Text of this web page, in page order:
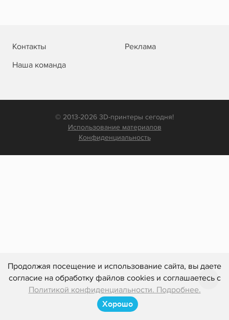
Продолжая посещение и использование сайта, вы даете
согласие на обработку файлов cookies и соглашаетесь с
Политикой конфиденциальности. Подробнее.
Хорошо
Контакты
Реклама
Наша команда
© 2013-2026 3D-принтеры сегодня!
Использование материалов
Конфиденциальность